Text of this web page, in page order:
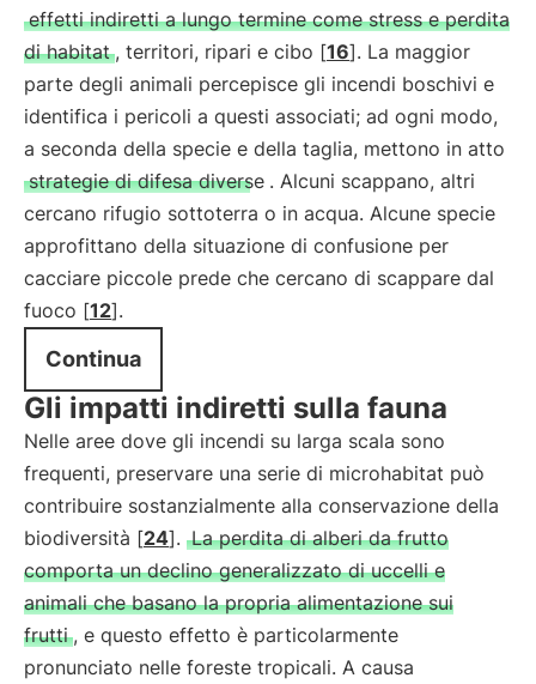
effetti indiretti a lungo termine come stress e perdita
di habitat , territori, ripari e cibo [16]. La maggior
parte degli animali percepisce gli incendi boschivi e
identifica i pericoli a questi associati; ad ogni modo,
a seconda della specie e della taglia, mettono in atto
strategie di difesa diverse . Alcuni scappano, altri
cercano rifugio sottoterra o in acqua. Alcune specie
approfittano della situazione di confusione per
cacciare piccole prede che cercano di scappare dal
fuoco [12].
Continua
Gli impatti indiretti sulla fauna
Nelle aree dove gli incendi su larga scala sono
frequenti, preservare una serie di microhabitat può
contribuire sostanzialmente alla conservazione della
biodiversità [24]. La perdita di alberi da frutto
comporta un declino generalizzato di uccelli e
animali che basano la propria alimentazione sui
frutti , e questo effetto è particolarmente
pronunciato nelle foreste tropicali. A causa